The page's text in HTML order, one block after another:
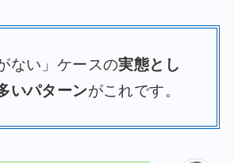
ない」ケースの実態とし
いパターンがこれです。